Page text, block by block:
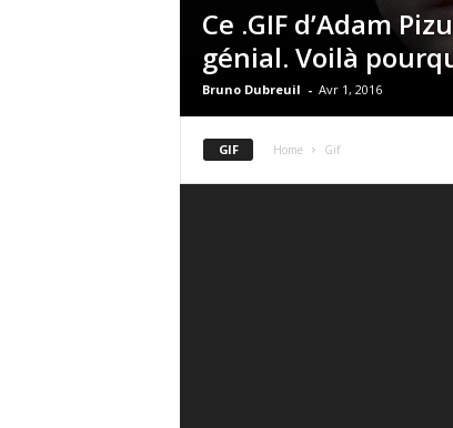
Ce .GIF d’Adam
génial. Voilà
Bruno Dubreuil - Avr 1, 2016
GIF Home Gif